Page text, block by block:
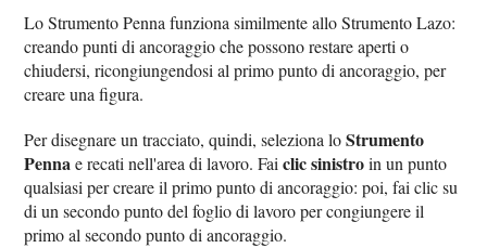
Lo Strumento Penna funziona similmente allo Strumento Lazo:
creando punti di ancoraggio che possono restare aperti o
chiudersi, ricongiungendosi al primo punto di ancoraggio, per
creare una figura.
Per disegnare un tracciato, quindi, seleziona loStrumento
Pennae recati nell'area di lavoro. Faiclic sinistroin un punto
qualsiasi per creare il primo punto di ancoraggio: poi, fai clic su
di un secondo punto del foglio di lavoro per congiungere il
primo al secondo punto di ancoraggio.